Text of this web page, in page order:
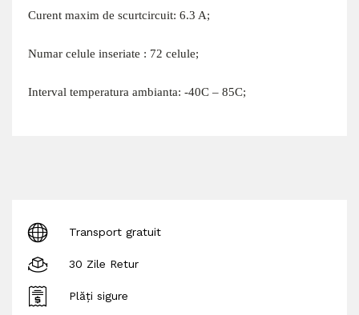
Curent maxim de scurtcircuit: 6.3 A;
Numar celule inseriate : 72 celule;
Interval temperatura ambianta: -40C – 85C;
Transport gratuit
30 Zile Retur
Plăți sigure